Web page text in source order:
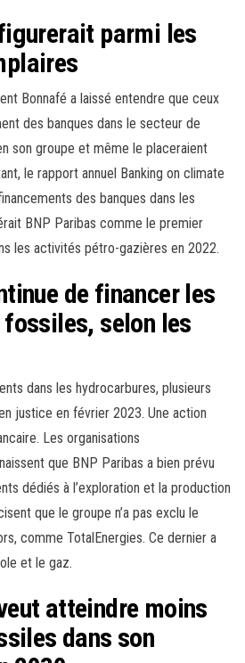
parmi les
Bonnafé a laissé entendre que ceux
des banques dans le secteur de
son groupe et même le placeraient
le rapport annuel Banking on climate
des banques dans les
BNP Paribas comme le premier
les activités pétro-gazières en 2022.
de financer les
selon les
dans les hydrocarbures, plusieurs
justice en février 2023. Une action
Les organisations
que BNP Paribas a bien prévu
dédiés à l’exploration et la production
que le groupe n’a pas exclu le
comme TotalEnergies. Ce dernier a
et le gaz.
atteindre moins
dans son